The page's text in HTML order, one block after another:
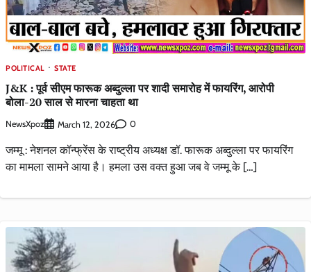
POLITICAL STATE
J&K : पूर्व सीएम फारूक अब्दुल्ला पर शादी समारोह में फायरिंग, आरोपी
बोला-20 साल से मारना चाहता था
NewsXpoz March 12, 2026 0
जम्मू : नेशनल कॉन्फ्रेंस के राष्ट्रीय अध्यक्ष डॉ. फारूक अब्दुल्ला पर फायरिंग
का मामला सामने आया है। हमला उस वक्त हुआ जब वे जम्मू के […]